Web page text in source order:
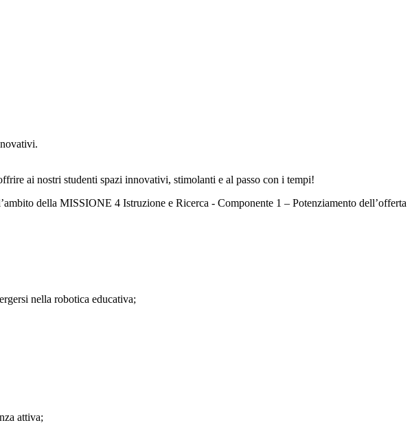
ai nostri studenti spazi innovativi, stimolanti e al passo con i tempi!
della MISSIONE 4 Istruzione e Ricerca - Componente 1 – Potenziamento dell’offerta
nella robotica educativa;
attiva;